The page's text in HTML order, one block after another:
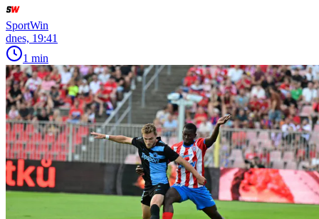
SportWin
dnes, 19:41
1 min